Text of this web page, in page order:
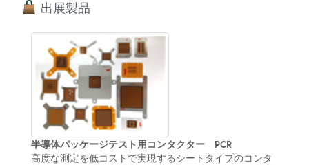
出展製品
半導体パッケージテスト用コンタクター PCR
高度な測定を低コストで実現するシートタイプのコンタ